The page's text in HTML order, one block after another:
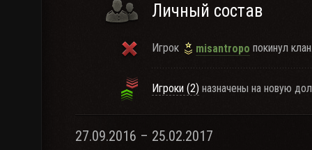
Личный состав
Игрок misantropo покинул
Игроки (2) назначены на новую
27.09.2016 – 25.02.2017